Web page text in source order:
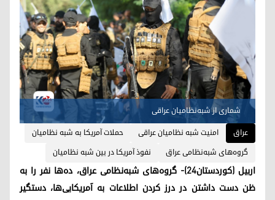
شماری از شبه‌نظامیان عراقی
عراق
امنیت شبه نظامیان عراقی
حملات آمریکا به شبه نظامیان
گروه‌های شبه‌نظامی عراق
نفوذ آمریکا در بین شبه نظامیان
اربیل (کوردستان٢٤)- گروه‌های شبه‌نظامی عراق، دەها نفر را به
ظن دست داشتن در درز کردن اطلاعات به آمریکایی‌ها، دستگیر